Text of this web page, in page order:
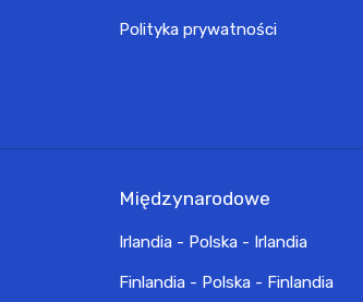
Polityka prywatności
Międzynarodowe
Irlandia - Polska - Irlandia
Finlandia - Polska - Finlandia